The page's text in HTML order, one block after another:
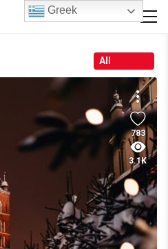
All
783
3.1K
Greek